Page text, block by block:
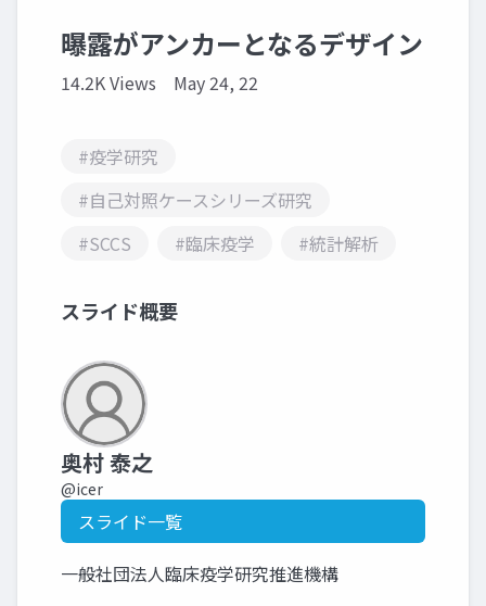
曝露がアンカーとなるデザイン
14.2K Views May 24, 22
#疫学研究
#自己対照ケースシリーズ研究
#SCCS
#臨床疫学 #統計解析
スライド概要
奥村 泰之
@icer
スライド一覧
一般社団法人臨床疫学研究推進機構